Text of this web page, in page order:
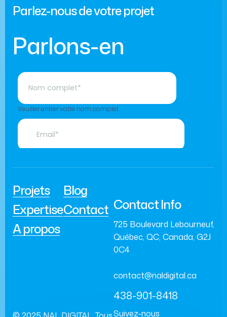
Parlez-nous de votre projet
Parlons-en
Projets
Expertise
A propos
Blog
Contact Contact Info
725 Boulevard Lebourneuf,
Québec, QC, Canada, G2J
0C4
contact@naldigital.ca
438-901-8418
Suivez-nous